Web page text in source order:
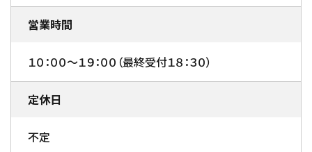
営業時間
１０：００～１９：００（最終受付１８：３０）
定休日
不定